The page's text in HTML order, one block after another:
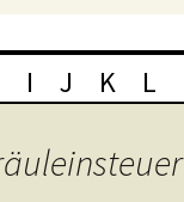
I J K L